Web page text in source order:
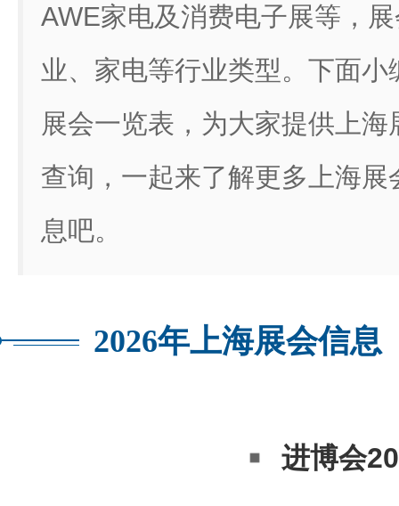
AWE家电及消费电子展等，
业、家电等行业类型。下面
展会一览表，为大家提供上
查询，一起来了解更多上海
息吧。
2026年上海展会信息
进博会